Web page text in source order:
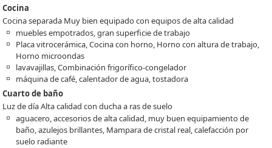
Cocina
Cocina separada Muy bien equipado con equipos de alta calidad
muebles empotrados, gran superficie de trabajo
Placa vitrocerámica, Cocina con horno, Horno con altura de trabajo,
Horno microondas
lavavajillas, Combinación frigorífico-congelador
máquina de café, calentador de agua, tostadora
Cuarto de baño
Luz de día Alta calidad con ducha a ras de suelo
aguacero, accesorios de alta calidad, muy buen equipamiento de
baño, azulejos brillantes, Mampara de cristal real, calefacción por
suelo radiante